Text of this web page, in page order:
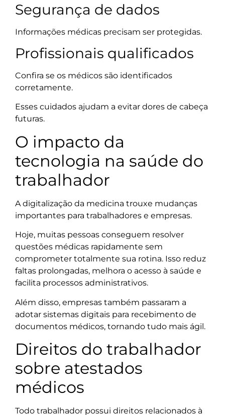
Segurança de dados
Informações médicas precisam ser protegidas.
Profissionais qualificados
Confira se os médicos são identificados
corretamente.
Esses cuidados ajudam a evitar dores de cabeça
futuras.
O impacto da
tecnologia na saúde do
trabalhador
A digitalização da medicina trouxe mudanças
importantes para trabalhadores e empresas.
Hoje, muitas pessoas conseguem resolver
questões médicas rapidamente sem
comprometer totalmente sua rotina. Isso reduz
faltas prolongadas, melhora o acesso à saúde e
facilita processos administrativos.
Além disso, empresas também passaram a
adotar sistemas digitais para recebimento de
documentos médicos, tornando tudo mais ágil.
Direitos do trabalhador
sobre atestados
médicos
Todo trabalhador possui direitos relacionados à